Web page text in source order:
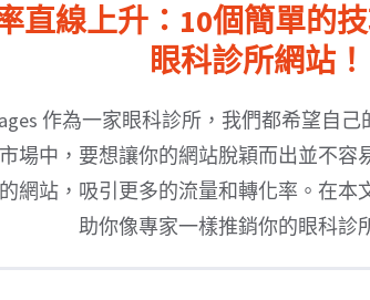
直線上升：10個簡單的
眼科診所網站！
作為一家眼科診所，我們都希望自
場中，要想讓你的網站脫穎而出並不容
網站，吸引更多的流量和轉化率。在
助你像專家一樣推銷你的眼科診